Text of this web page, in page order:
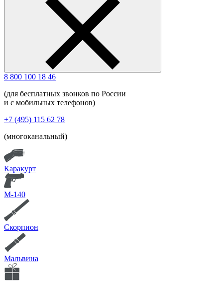
8 800 100 18 46
(для бесплатных звонков по России
и с мобильных телефонов)
+7 (495) 115 62 78
(многоканальный)
Каракурт
М-140
Скорпион
Мальвина